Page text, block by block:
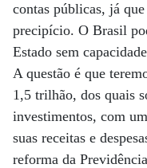
contas públicas, já
precipício. O Brasil
Estado sem
A questão é que
1,5 trilhão, dos quais
investimentos, com
suas receitas e
reforma da